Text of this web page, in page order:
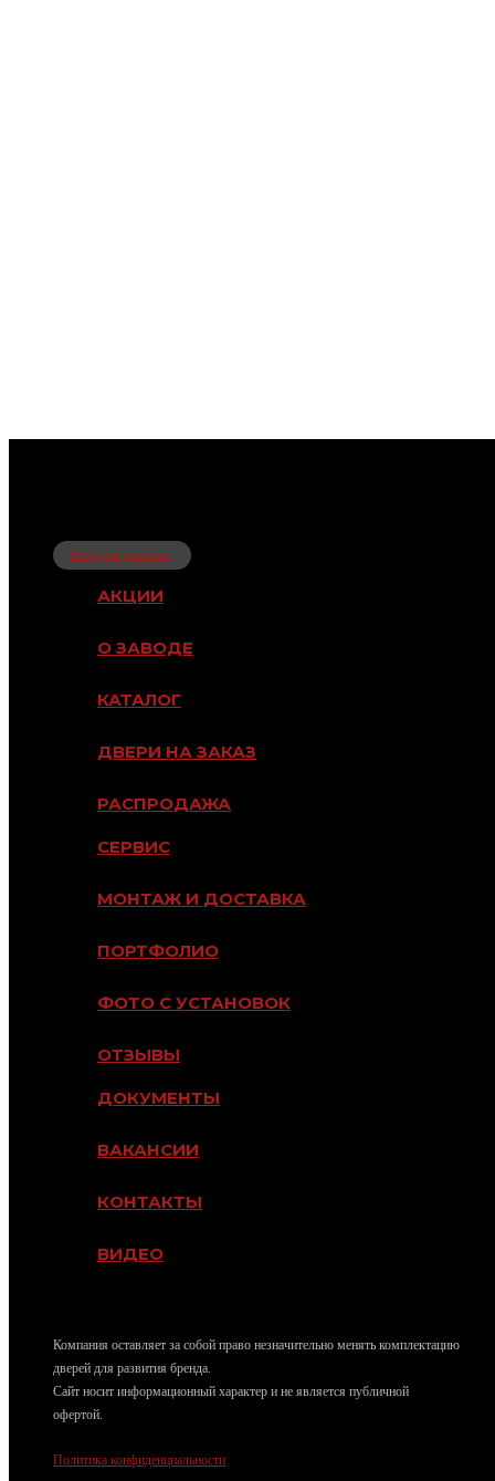
Вход для дилеров
АКЦИИ
О ЗАВОДЕ
КАТАЛОГ
ДВЕРИ НА ЗАКАЗ
РАСПРОДАЖА
СЕРВИС
МОНТАЖ И ДОСТАВКА
ПОРТФОЛИО
ФОТО С УСТАНОВОК
ОТЗЫВЫ
ДОКУМЕНТЫ
ВАКАНСИИ
КОНТАКТЫ
ВИДЕО
Компания оставляет за собой право незначительно менять комплектацию
дверей для развития бренда.
Сайт носит информационный характер и не является публичной
офертой.
Политика конфиденциальности